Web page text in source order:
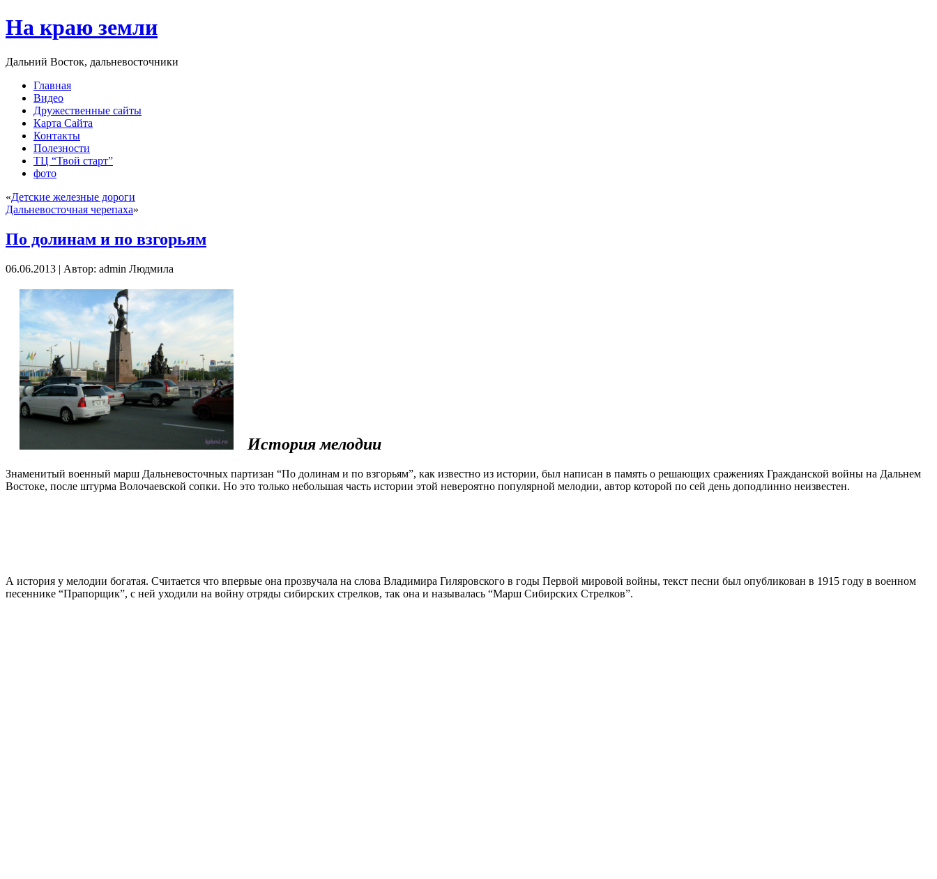
На краю земли
Дальний Восток, дальневосточники
Главная
Видео
Дружественные сайты
Карта Сайта
Контакты
Полезности
ТЦ “Твой старт”
фото
«Детские железные дороги
Дальневосточная черепаха»
По долинам и по взгорьям
06.06.2013 | Автор: admin Людмила
История мелодии
Знаменитый военный марш Дальневосточных партизан “По долинам и по взгорьям”, как известно из истории, был написан в память о решающих сражениях Гражданской войны на Дальнем
Востоке, после штурма Волочаевской сопки. Но это только небольшая часть истории этой невероятно популярной мелодии, автор которой по сей день доподлинно неизвестен.
А история у мелодии богатая. Считается что впервые она прозвучала на слова Владимира Гиляровского в годы Первой мировой войны, текст песни был опубликован в 1915 году в военном
песеннике “Прапорщик”, с ней уходили на войну отряды сибирских стрелков, так она и называлась “Марш Сибирских Стрелков”.